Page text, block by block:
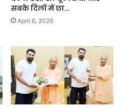
सबके दिलों में छा…
April 6, 2026